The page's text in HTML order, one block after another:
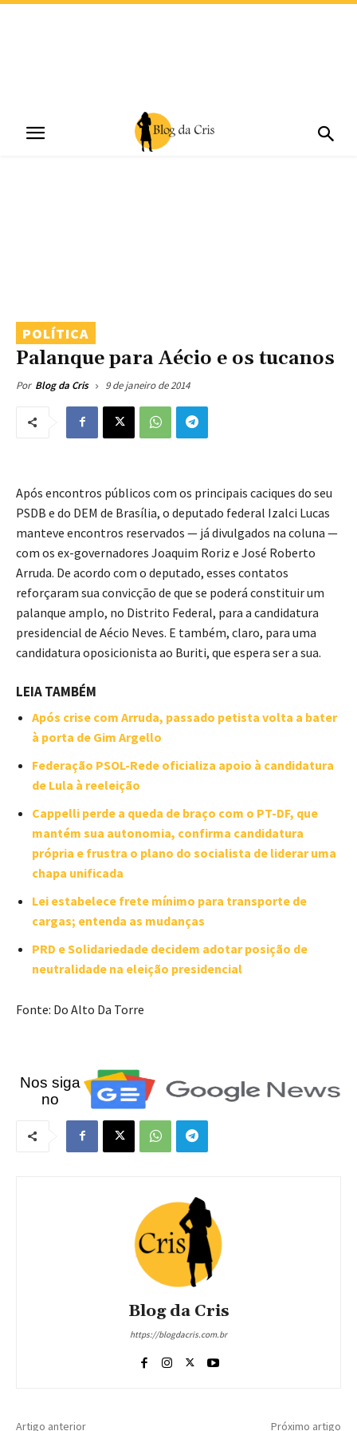
POLÍTICA
Palanque para Aécio e os tucanos
Por Blog da Cris 9 de janeiro de 2014
Após encontros públicos com os principais caciques do seu
PSDB e do DEM de Brasília, o deputado federal Izalci Lucas
manteve encontros reservados — já divulgados na coluna —
com os ex-governadores Joaquim Roriz e José Roberto
Arruda. De acordo com o deputado, esses contatos
reforçaram sua convicção de que se poderá constituir um
palanque amplo, no Distrito Federal, para a candidatura
presidencial de Aécio Neves. E também, claro, para uma
candidatura oposicionista ao Buriti, que espera ser a sua.
LEIA TAMBÉM
Após crise com Arruda, passado petista volta a bater
à porta de Gim Argello
Federação PSOL-Rede oficializa apoio à candidatura
de Lula à reeleição
Cappelli perde a queda de braço com o PT-DF, que
mantém sua autonomia, confirma candidatura
própria e frustra o plano do socialista de liderar uma
chapa unificada
Lei estabelece frete mínimo para transporte de
cargas; entenda as mudanças
PRD e Solidariedade decidem adotar posição de
neutralidade na eleição presidencial
Fonte: Do Alto Da Torre
Nos siga
no
Blog da Cris
https://blogdacris.com.br
Artigo anterior Próximo artigo